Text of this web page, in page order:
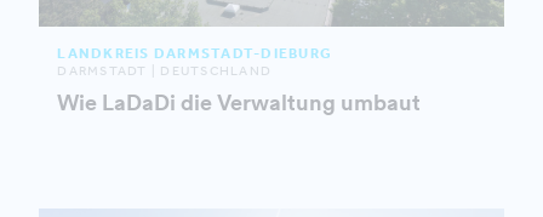
LANDKREIS DARMSTADT-DIEBURG
DARMSTADT | DEUTSCHLAND
Wie LaDaDi die Verwaltung umbaut